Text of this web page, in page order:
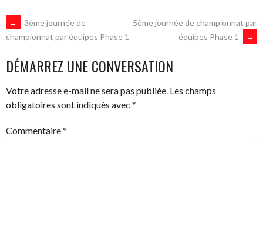
NAVIGATION
DES
ARTICLES
←
3ème journée de
championnat par équipes Phase 1
5ème journée de championnat par
équipes Phase 1
→
DÉMARREZ UNE CONVERSATION
Votre adresse e-mail ne sera pas publiée. Les champs
obligatoires sont indiqués avec *
Commentaire*